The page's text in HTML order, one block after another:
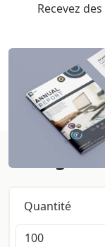
Recevez
Configurer
Quantité
La commande